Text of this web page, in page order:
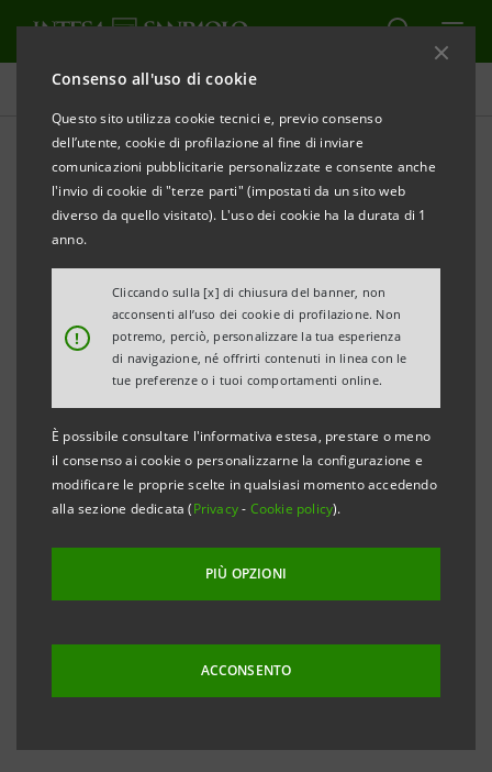
Consenso all'uso di cookie
Questo sito utilizza cookie tecnici e, previo consenso
dell’utente, cookie di profilazione al fine di inviare
comunicazioni pubblicitarie personalizzate e consente anche
l'invio di cookie di "terze parti" (impostati da un sito web
diverso da quello visitato). L'uso dei cookie ha la durata di 1
anno.
!
Cliccando sulla [x] di chiusura del banner, non
acconsenti all’uso dei cookie di profilazione. Non
potremo, perciò, personalizzare la tua esperienza
di navigazione, né offrirti contenuti in linea con le
tue preferenze o i tuoi comportamenti online.
È possibile consultare l'informativa estesa, prestare o meno
il consenso ai cookie o personalizzarne la configurazione e
modificare le proprie scelte in qualsiasi momento accedendo
alla sezione dedicata (Privacy- Cookie policy).
PIÙ OPZIONI
ACCONSENTO
Comunicati stampa
STAMPA AGGIORNA
Milano, 12 maggio 2006
Utile netto consolidato del primo trimestre
2006 a 751 mln. di euro, +21,1% rispetto ai
620 mln. del primo trimestre 2005.
Risultato corrente al lordo delle imposte a
1.197 mln. di euro, +21,4% rispetto ai 986
mln. del primo trimestre 2005.
Risultato della gestione operativa a 1.422
mln. di euro, +23,4% rispetto ai 1.152 mln.